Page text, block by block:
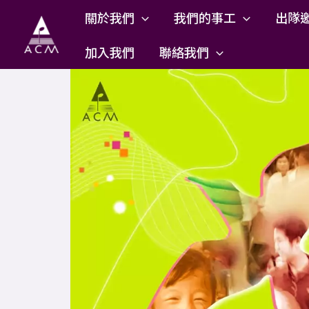
content
關於我們 我們的事工
出隊
加入我們
聯絡我們